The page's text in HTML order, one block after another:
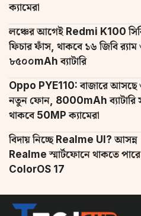
ক্যামেরা
লঞ্চের আগেই Redmi K100
ফিচার ফাঁস, থাকবে ১৬ জিবি র‌্যাম
৮৫০০mAh ব্যাটারি
Oppo PYE110: বাজারে আসছে
নতুন ফোন, 8000mAh ব্যাটারি
থাকবে 50MP ক্যামেরা
বিদায় নিচ্ছে Realme UI? আসন্ন
Realme স্মার্টফোনে থাকতে পারে
ColorOS 17